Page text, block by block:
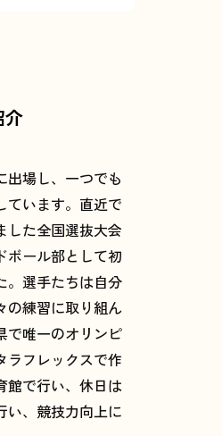
介
出場し、一つでも
ています。直近で
した全国選抜大会
ボール部として初
。選手たちは自分
の練習に取り組ん
で唯一のオリンピ
ラフレックスで作
館で行い、休日は
い、競技力向上に